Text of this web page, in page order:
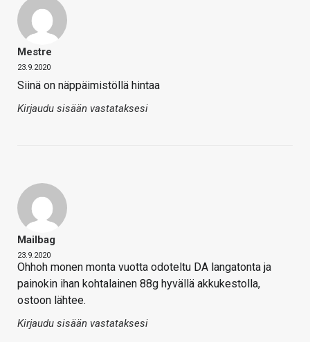
Mestre
23.9.2020
Siinä on näppäimistöllä hintaa
Kirjaudu sisään vastataksesi
Mailbag
23.9.2020
Ohhoh monen monta vuotta odoteltu DA langatonta ja
painokin ihan kohtalainen 88g hyvällä akkukestolla,
ostoon lähtee.
Kirjaudu sisään vastataksesi